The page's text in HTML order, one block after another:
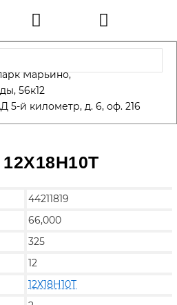
600-10-15
Петергоф,
Марьино,
56к12
5-й километр, д. 6, оф. 216
ЗВОНОК
44211819
66,000
325
12
12Х18Н10Т